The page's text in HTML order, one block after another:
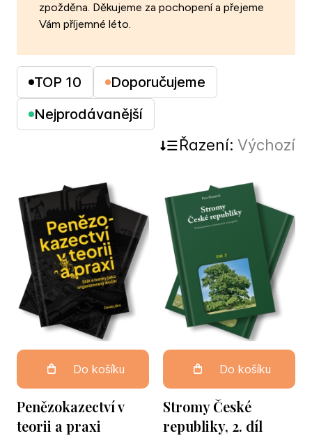
zpožděna. Děkujeme za pochopení a přejeme
Vám příjemné léto.
TOP 10
Doporučujeme
Nejprodávanější
Řazení: Výchozí
Do košíku
Penězokazectví v
teorii a praxi
Do košíku
Stromy České
republiky, 2. díl